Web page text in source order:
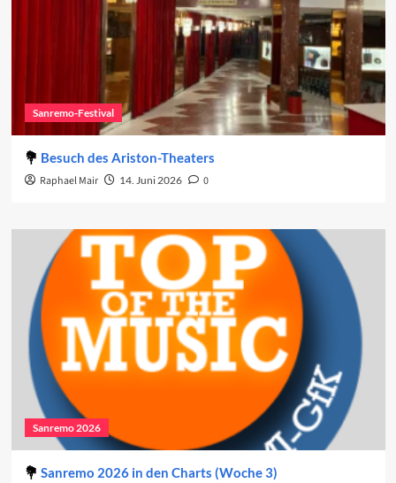
Sanremo-Festival
Besuch des Ariston-Theaters
Raphael Mair 14. Juni 2026 0
Sanremo 2026
Sanremo 2026 in den Charts (Woche 3)